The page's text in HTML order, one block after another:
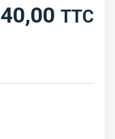
40,00 TTC